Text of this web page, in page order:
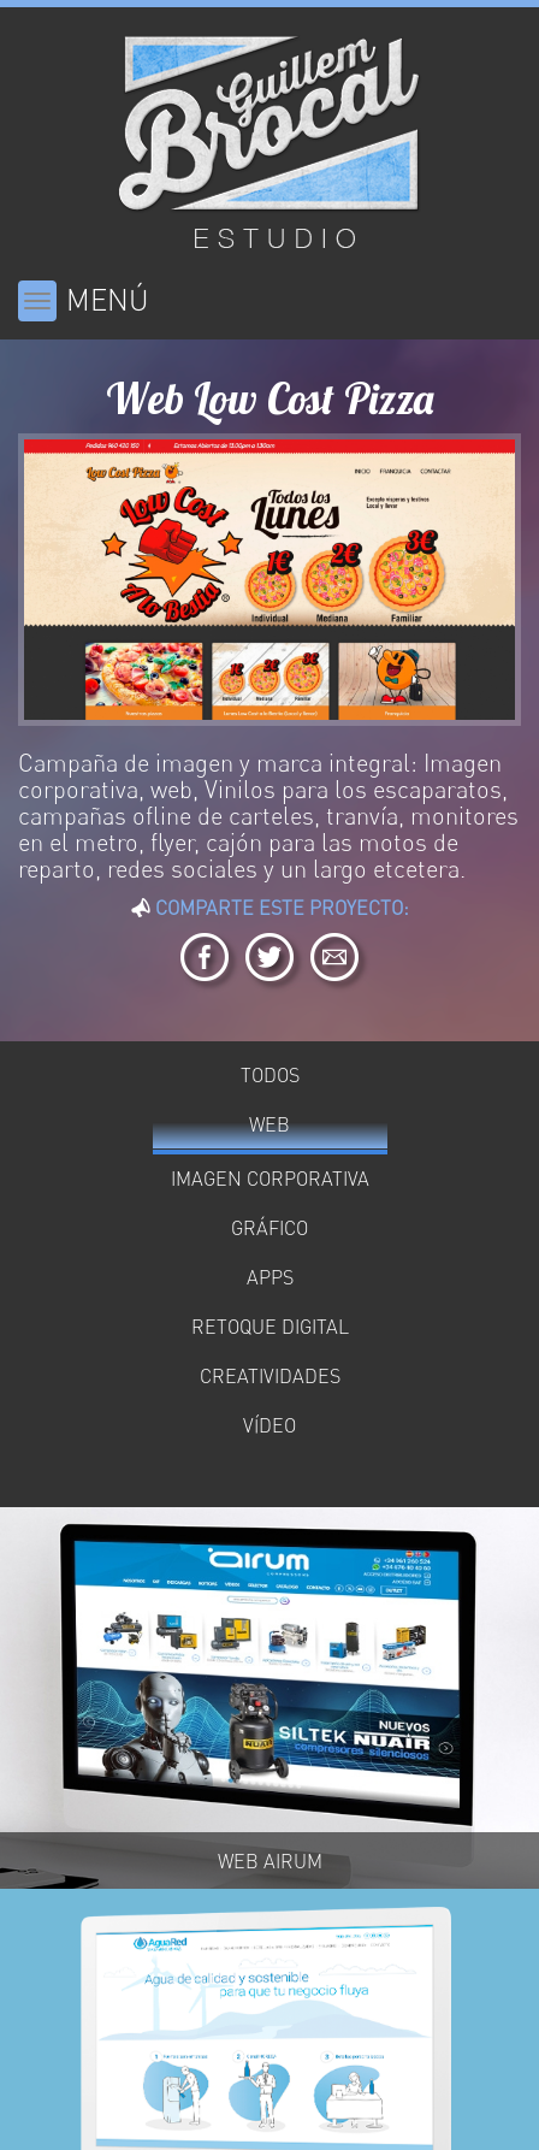
ToggleMENÚ
Web Low Cost Pizza
Campaña de imagen y marca integral: Imagen
corporativa, web, Vinilos para los escaparatos,
campañas ofline de carteles, tranvía, monitores
en el metro, flyer, cajón para las motos de
reparto, redes sociales y un largo etcetera.
COMPARTE ESTE PROYECTO:
TODOS
WEB
IMAGEN CORPORATIVA
GRÁFICO
APPS
RETOQUE DIGITAL
CREATIVIDADES
VÍDEO
WEB AIRUM